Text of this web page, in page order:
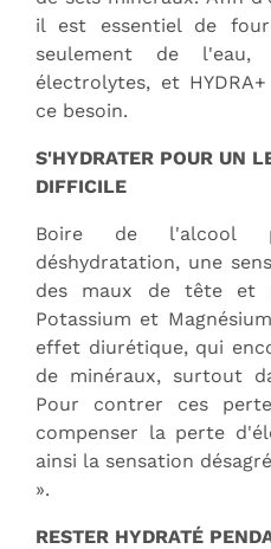
il est essentiel de
seulement de l'eau,
électrolytes, et
ce besoin.
S'HYDRATER POUR UN
DIFFICILE
Boire de l'alcool
déshydratation, une
des maux de tête et
Potassium et
effet diurétique, qui
de minéraux, surtout
Pour contrer ces
compenser la perte
ainsi la sensation
».
RESTER HYDRATÉ